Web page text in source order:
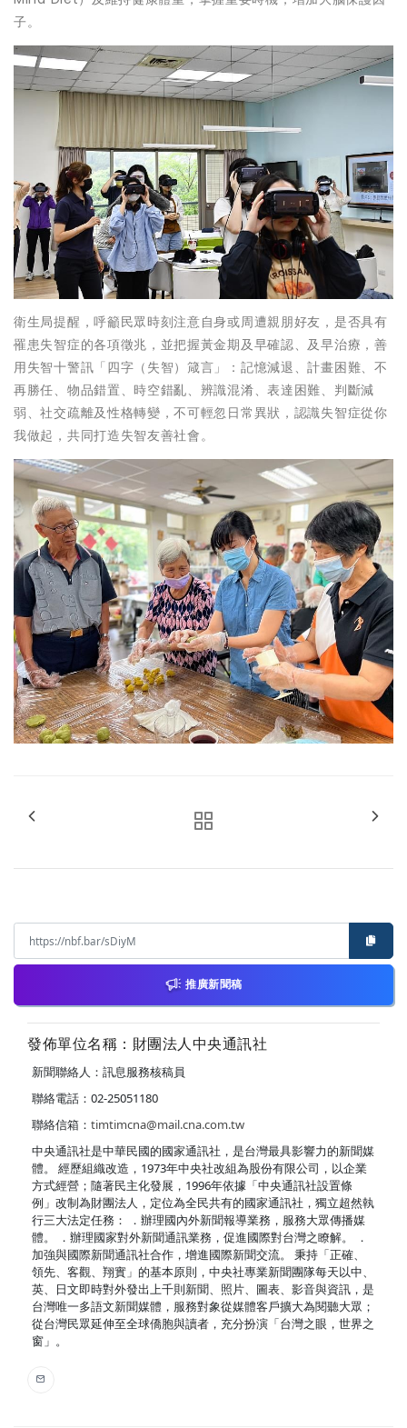
子。
衛生局提醒，呼籲民眾時刻注意自身或周遭親朋好友，是否具有
罹患失智症的各項徵兆，並把握黃金期及早確認、及早治療，善
用失智十警訊「四字（失智）箴言」：記憶減退、計畫困難、不
再勝任、物品錯置、時空錯亂、辨識混淆、表達困難、判斷減
弱、社交疏離及性格轉變，不可輕忽日常異狀，認識失智症從你
我做起，共同打造失智友善社會。
推廣新聞稿
發佈單位名稱：財團法人中央通訊社
新聞聯絡人：訊息服務核稿員
聯絡電話：02-25051180
聯絡信箱： timtimcna@mail.cna.com.tw
中央通訊社是中華民國的國家通訊社，是台灣最具影響力的新聞媒
體。 經歷組織改造，1973年中央社改組為股份有限公司，以企業
方式經營；隨著民主化發展，1996年依據「中央通訊社設置條
例」改制為財團法人，定位為全民共有的國家通訊社，獨立超然執
行三大法定任務： ．辦理國內外新聞報導業務，服務大眾傳播媒
體。 ．辦理國家對外新聞通訊業務，促進國際對台灣之瞭解。 ．
加強與國際新聞通訊社合作，增進國際新聞交流。 秉持「正確、
領先、客觀、翔實」的基本原則，中央社專業新聞團隊每天以中、
英、日文即時對外發出上千則新聞、照片、圖表、影音與資訊，是
台灣唯一多語文新聞媒體，服務對象從媒體客戶擴大為閱聽大眾；
從台灣民眾延伸至全球僑胞與讀者，充分扮演「台灣之眼，世界之
窗」。